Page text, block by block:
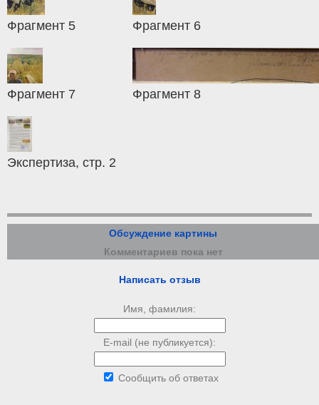
Фрагмент 5 Фрагмент 6
Фрагмент 7 Фрагмент 8
Экспертиза, стр. 2
Обсуждение картины
Комментариев пока нет
Написать отзыв
Имя, фамилия:
E-mail (не публикуется):
Сообщить об ответах